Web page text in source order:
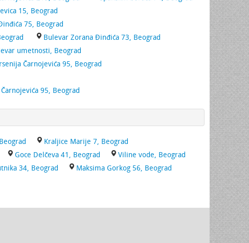
15, Beograd
75, Beograd
Bulevar Zorana Đinđića 73, Beograd
umetnosti, Beograd
Čarnojevića 95, Beograd
95, Beograd
Kraljice Marije 7, Beograd
Goce Delčeva 41, Beograd
Viline vode, Beograd
34, Beograd
Maksima Gorkog 56, Beograd